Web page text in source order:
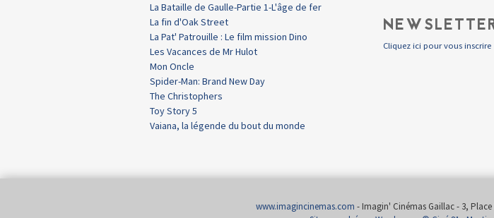
La Bataille de Gaulle-Partie 1-L'âge de fer
La fin d'Oak Street
La Pat' Patrouille : Le film mission Dino
Les Vacances de Mr Hulot
Mon Oncle
Spider-Man: Brand New Day
The Christophers
Toy Story 5
Vaiana, la légende du bout du monde
Cliquez ici pour vous inscrire
www.imagincinemas.com - Imagin' Cinémas Gaillac - 3, Place